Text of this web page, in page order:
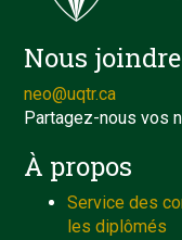
Nous joindre
neo@uqtr.ca
Partagez-nous vos
À propos
Service des
les diplômés